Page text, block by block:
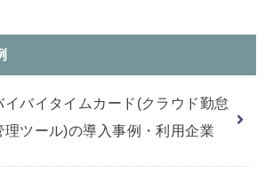
イバイタイムカード(クラウド勤怠
理ツール)の導入事例・利用企業